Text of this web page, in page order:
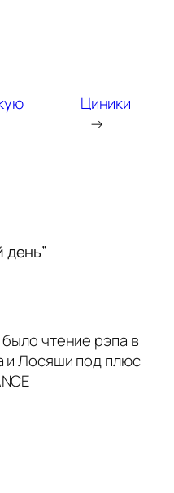
Циники
→
день”
чтение рэпа в
и Лосяши под плюс